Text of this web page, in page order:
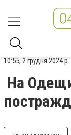
10:55, 2 грудня 2024 р.
На